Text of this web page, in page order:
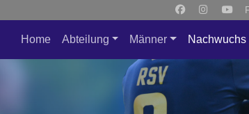
Home Abteilung Männer Nachwuchs